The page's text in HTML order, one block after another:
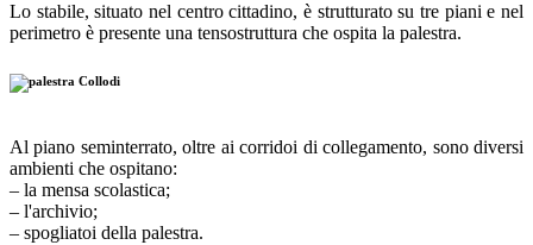
Lo stabile, situato nel centro cittadino, è strutturato su tre piani e nel
perimetro è presente una tensostruttura che ospita la palestra.
Al piano seminterrato, oltre ai corridoi di collegamento, sono diversi
ambienti che ospitano:
– la mensa scolastica;
– l'archivio;
– spogliatoi della palestra.